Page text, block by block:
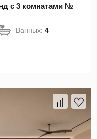
с 3 комнатами №
Ванных:4